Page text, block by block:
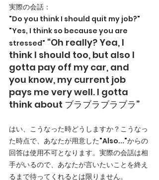
実際の会話：
"Do you think I should quit my job?"
"Yes, I think so because you are
stressed" "Oh really? Yea, I
think I should too, but also I
gotta pay off my car, and
you know, my current job
pays me very well. I gotta
think about ブラブラブラブラ”
はい、こうなった時どうしますか？こうなっ
た時点で、あなたが用意した"Also..."からの
回答は使用不可となります。実際の会話は相
手がいるので、あなたが言いたいことを終え
るまで待ってくれるとは限りません。